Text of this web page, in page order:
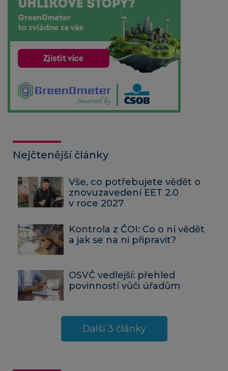
Nejčtenější články
Vše, co potřebujete vědět o
znovuzavedení EET 2.0
v roce 2027
Kontrola z ČOI: Co o ní vědět
a jak se na ni připravit?
OSVČ vedlejší: přehled
povinností vůči úřadům
Další 3 články